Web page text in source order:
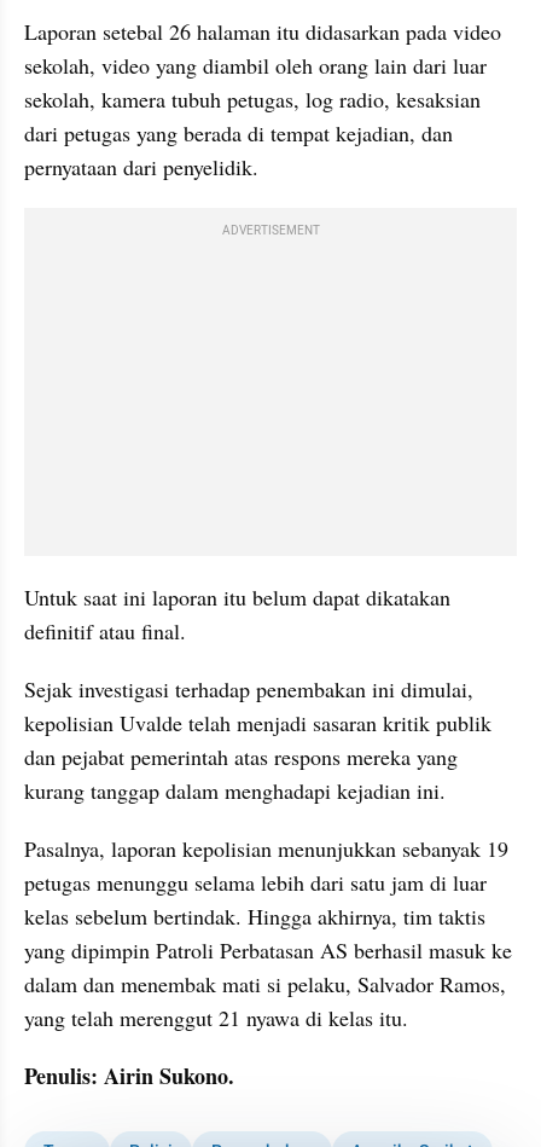
Laporan setebal 26 halaman itu didasarkan pada video
sekolah, video yang diambil oleh orang lain dari luar
sekolah, kamera tubuh petugas, log radio, kesaksian
dari petugas yang berada di tempat kejadian, dan
pernyataan dari penyelidik.
ADVERTISEMENT
Untuk saat ini laporan itu belum dapat dikatakan
definitif atau final.
Sejak investigasi terhadap penembakan ini dimulai,
kepolisian Uvalde telah menjadi sasaran kritik publik
dan pejabat pemerintah atas respons mereka yang
kurang tanggap dalam menghadapi kejadian ini.
Pasalnya, laporan kepolisian menunjukkan sebanyak 19
petugas menunggu selama lebih dari satu jam di luar
kelas sebelum bertindak. Hingga akhirnya, tim taktis
yang dipimpin Patroli Perbatasan AS berhasil masuk ke
dalam dan menembak mati si pelaku, Salvador Ramos,
yang telah merenggut 21 nyawa di kelas itu.
Penulis: Airin Sukono.